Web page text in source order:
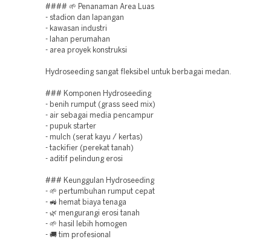
#### 🌱 Penanaman Area Luas
- stadion dan lapangan
- kawasan industri
- lahan perumahan
- area proyek konstruksi
Hydroseeding sangat fleksibel untuk berbagai medan.
### Komponen Hydroseeding
- benih rumput (grass seed mix)
- air sebagai media pencampur
- pupuk starter
- mulch (serat kayu / kertas)
- tackifier (perekat tanah)
- aditif pelindung erosi
### Keunggulan Hydroseeding
- 🌱 pertumbuhan rumput cepat
- 🚜 hemat biaya tenaga
- 🌿 mengurangi erosi tanah
- 🌱 hasil lebih homogen
- 🚚 tim profesional